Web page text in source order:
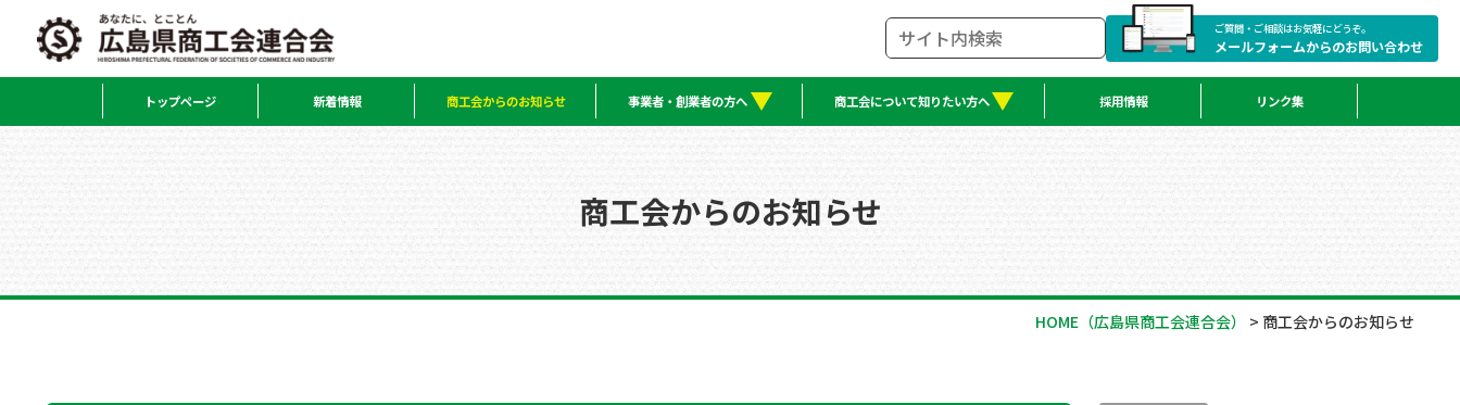
ご質問・ご相談はお気軽にどうぞ。
メールフォームからのお問い合わせ
トップページ 新着情報 商工会からのお知らせ 事業者・創業者の方へ 商工会について知りたい方へ 採用情報 リンク集
商工会からのお知らせ
HOME （広島県商工会連合会） > 商工会からのお知らせ